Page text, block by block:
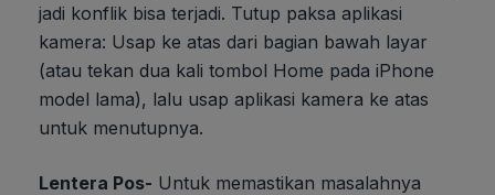
jadi konflik bisa terjadi. Tutup paksa aplikasi
kamera: Usap ke atas dari bagian bawah layar
(atau tekan dua kali tombol Home pada iPhone
model lama), lalu usap aplikasi kamera ke atas
untuk menutupnya.
Lentera Pos- Untuk memastikan masalahnya